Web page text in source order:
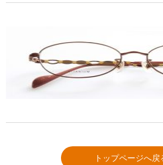
トップページへ戻